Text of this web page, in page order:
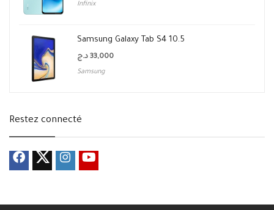
Infinix
Samsung Galaxy Tab S4 10.5
33,000 د.ج
Samsung
Restez connecté